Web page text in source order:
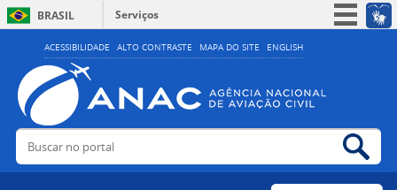
ACESSIBILIDADE ALTO CONTRASTE MAPA DO SITE ENGLISH
BRASIL
Serviços
Simplifique!
Acesso à informação
Legislação
Buscar no portal